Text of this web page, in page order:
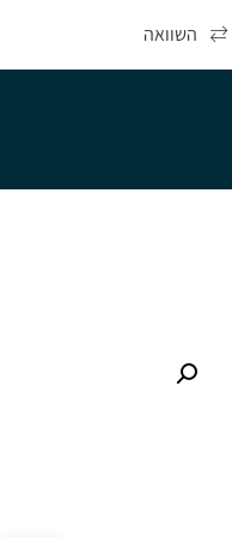
השוואה